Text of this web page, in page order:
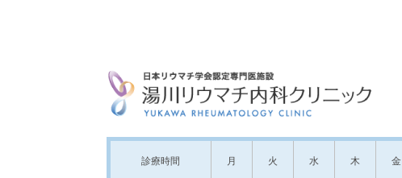
診療時間 月 火 水 木 金